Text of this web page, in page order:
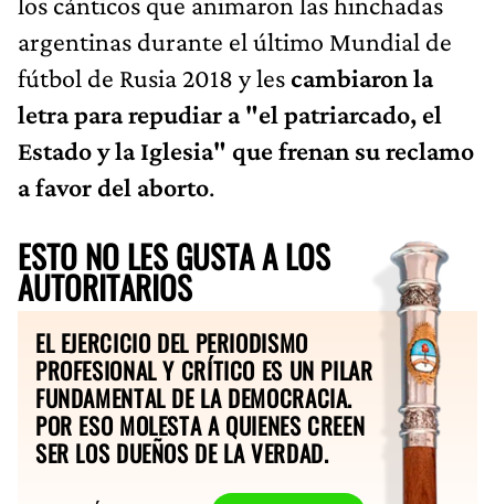
argentinas durante el último Mundial de
fútbol de Rusia 2018 y lescambiaron la
letra para repudiar a "el patriarcado, el
Estado y la Iglesia" que frenan su reclamo
a favor del aborto.
ESTO NO LES GUSTA A LOS
AUTORITARIOS
EL EJERCICIO DEL PERIODISMO
PROFESIONAL Y CRÍTICO ES UN PILAR
FUNDAMENTAL DE LA DEMOCRACIA.
POR ESO MOLESTA A QUIENES CREEN
SER LOS DUEÑOS DE LA VERDAD.